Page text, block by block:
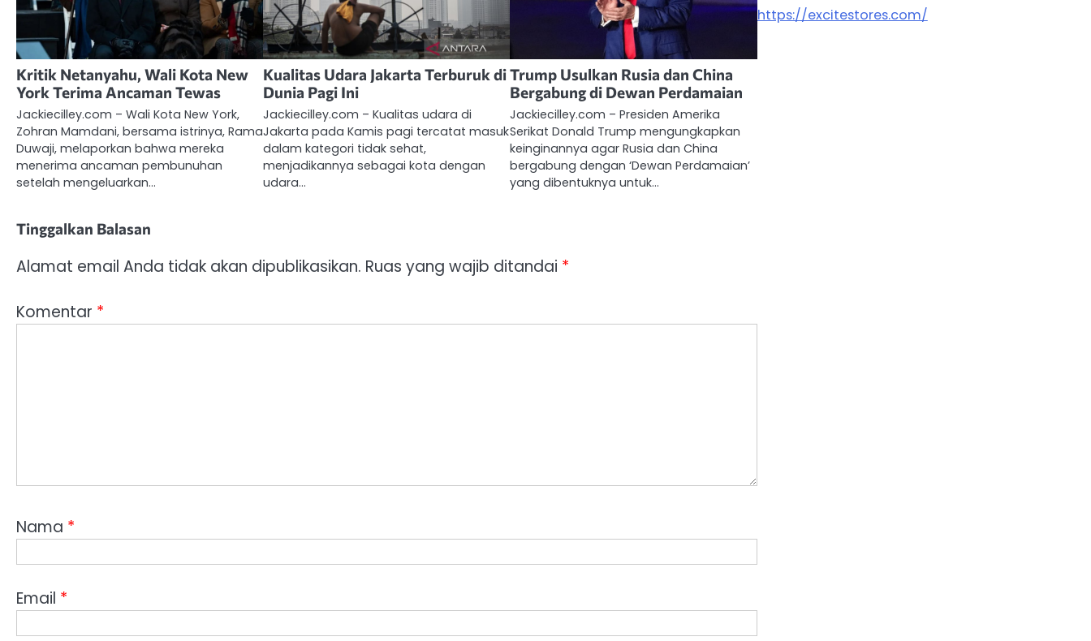
Kritik Netanyahu, Wali Kota New
York Terima Ancaman Tewas
Jackiecilley.com – Wali Kota New York,
Zohran Mamdani, bersama istrinya, Rama
Duwaji, melaporkan bahwa mereka
menerima ancaman pembunuhan
setelah mengeluarkan…
Kualitas Udara Jakarta Terburuk di
Dunia Pagi Ini
Jackiecilley.com – Kualitas udara di
Jakarta pada Kamis pagi tercatat masuk
dalam kategori tidak sehat,
menjadikannya sebagai kota dengan
udara…
Trump Usulkan Rusia dan China
Bergabung di Dewan Perdamaian
Jackiecilley.com – Presiden Amerika
Serikat Donald Trump mengungkapkan
keinginannya agar Rusia dan China
bergabung dengan ‘Dewan Perdamaian’
yang dibentuknya untuk…
Tinggalkan Balasan
Alamat email Anda tidak akan dipublikasikan. Ruas yang wajib ditandai *
Komentar *
Nama *
Email *
https://excitestores.com/